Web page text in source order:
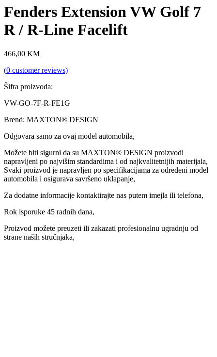
Fenders Extension VW Golf 7
R / R-Line Facelift
466,00 KM
(0 customer reviews)
Šifra proizvoda:
VW-GO-7F-R-FE1G
Brend: MAXTON® DESIGN
Odgovara samo za ovaj model automobila,
Možete biti sigurni da su MAXTON® DESIGN proizvodi
napravljeni po najvišim standardima i od najkvalitetnijih materijala,
Svaki proizvod je napravljen po specifikacijama za određeni model
automobila i osigurava savršeno uklapanje,
Za dodatne informacije kontaktirajte nas putem imejla ili telefona,
Rok isporuke 45 radnih dana,
Proizvod možete preuzeti ili zakazati profesionalnu ugradnju od
strane naših stručnjaka,